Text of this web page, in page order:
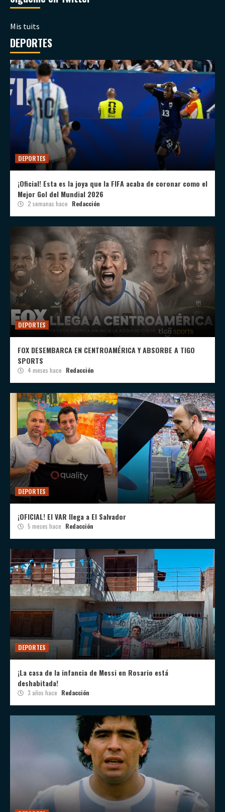
Mis tuits
DEPORTES
DEPORTES
¡Oficial! Esta es la joya que la FIFA acaba de coronar como el
Mejor Gol del Mundial 2026
2 semanas hace Redacción
DEPORTES
FOX DESEMBARCA EN CENTROAMÉRICA Y ABSORBE A TIGO
SPORTS
4 meses hace Redacción
DEPORTES
¡OFICIAL! El VAR llega a El Salvador
5 meses hace Redacción
DEPORTES
¡La casa de la infancia de Messi en Rosario está
deshabitada!
3 años hace Redacción